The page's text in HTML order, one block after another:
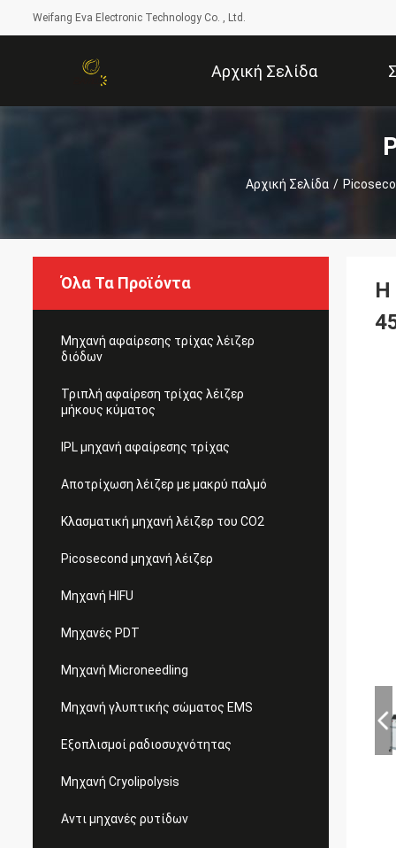
Weifang Eva Electronic Technology Co. , Ltd.
Αρχική Σελίδα
Αρχική Σελίδα /
Όλα Τα Προϊόντα
Μηχανή αφαίρεσης τρίχας λέιζερ
διόδων
Τριπλή αφαίρεση τρίχας λέιζερ
μήκους κύματος
IPL μηχανή αφαίρεσης τρίχας
Αποτρίχωση λέιζερ με μακρύ παλμό
Κλασματική μηχανή λέιζερ του CO2
Picosecond μηχανή λέιζερ
Μηχανή HIFU
Μηχανές PDT
Μηχανή Microneedling
Μηχανή γλυπτικής σώματος EMS
Εξοπλισμοί ραδιοσυχνότητας
Μηχανή Cryolipolysis
Αντι μηχανές ρυτίδων
Η